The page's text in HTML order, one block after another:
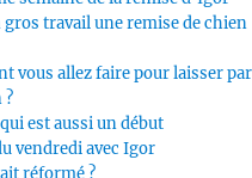
gros travail une remise de chien
vous allez faire pour laisser
?
est aussi un début
vendredi avec Igor